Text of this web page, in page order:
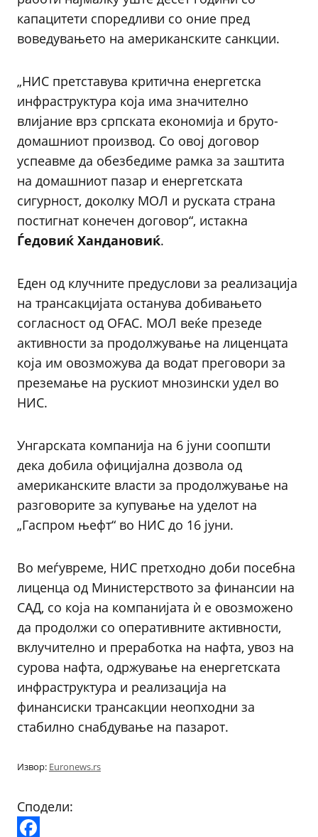
капацитети споредливи со оние пред
воведувањето на американските санкции.
„НИС претставува критична енергетска
инфраструктура која има значително
влијание врз српската економија и бруто-
домашниот производ. Со овој договор
успеавме да обезбедиме рамка за заштита
на домашниот пазар и енергетската
сигурност, доколку МОЛ и руската страна
постигнат конечен договор“, истакна
Ѓедовиќ Хандановиќ.
Еден од клучните предуслови за реализација
на трансакцијата останува добивањето
согласност од OFAC. МОЛ веќе презеде
активности за продолжување на лиценцата
која им овозможува да водат преговори за
преземање на рускиот мнозински удел во
НИС.
Унгарската компанија на 6 јуни соопшти
дека добила официјална дозвола од
американските власти за продолжување на
разговорите за купување на уделот на
„Гаспром њефт“ во НИС до 16 јуни.
Во меѓувреме, НИС претходно доби посебна
лиценца од Министерството за финансии на
САД, со која на компанијата ѝ е овозможено
да продолжи со оперативните активности,
вклучително и преработка на нафта, увоз на
сурова нафта, одржување на енергетската
инфраструктура и реализација на
финансиски трансакции неопходни за
стабилно снабдување на пазарот.
Извор: Euronews.rs
Сподели: